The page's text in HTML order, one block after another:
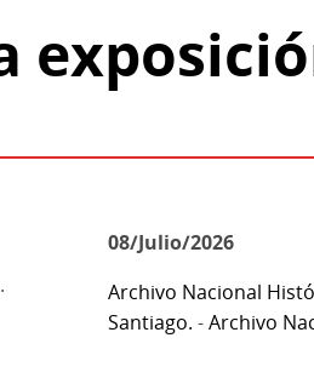
08/Julio/2026
Archivo Nacional
Santiago. -Archivo